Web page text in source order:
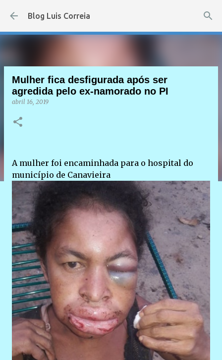
Pular para o conteúdo principal
Blog Luis Correia
Mulher fica desfigurada após ser
agredida pelo ex-namorado no PI
abril 16, 2019
A mulher foi encaminhada para o hospital do
município de Canavieira